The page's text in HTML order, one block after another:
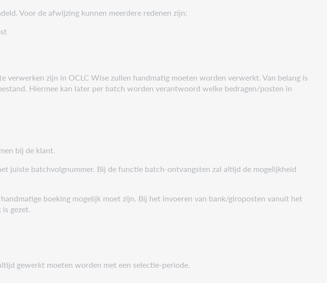
Voor de afwijzing kunnen meerdere redenen zijn:
zijn in OCLC Wise zullen handmatig moeten worden verwerkt. Van belang is
Hiermee kan later per batch worden verantwoord welke bedragen/posten in
bij de klant.
juiste batchvolgnummer. Bij de functie batch-ontvangsten zal altijd de mogelijkheid
boeking mogelijk moet zijn. Bij het invoeren van bank/giroposten vanuit het
gezet.
gewerkt moeten worden met een selectie-periode.